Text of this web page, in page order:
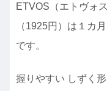
ETVOS（エトヴォ
（1925円）は１カ
です。
握りやすい しずく